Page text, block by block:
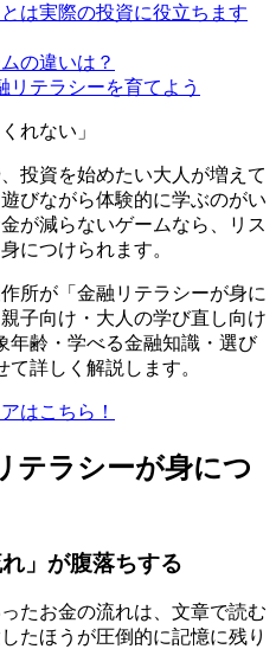
は実際の投資に役立ちます
の違いは？
リテラシーを育てよう
れない」
投資を始めたい大人が増えて
びながら体験的に学ぶのがい
が減らないゲームなら、リス
につけられます。
所が「金融リテラシーが身に
子向け・大人の学び直し向け
年齢・学べる金融知識・選び
詳しく解説します。
はこちら！
テラシーが身につ
」が腹落ちする
たお金の流れは、文章で読む
たほうが圧倒的に記憶に残り